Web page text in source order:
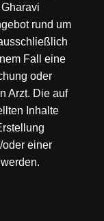
rund um
Fall eine
oder
Arzt. Die auf
Inhalte
einer